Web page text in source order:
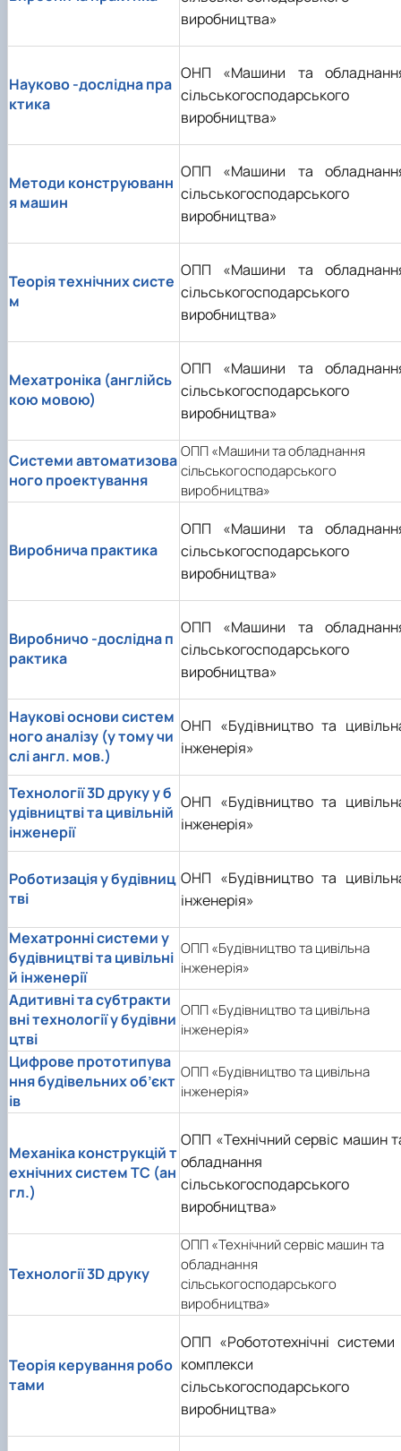
виробництва»
Науково -дослідна пра
ктика
ОНП «Машини та
сільськогосподарського
виробництва»
Методи конструюванн
я машин
ОПП «Машини та
сільськогосподарського
виробництва»
Теорія технічних систе
м
ОПП «Машини та
сільськогосподарського
виробництва»
Мехатроніка (англійсь
кою мовою)
ОПП «Машини та
сільськогосподарського
виробництва»
Системи автоматизова
ного проектування
ОПП «Машини та обладнання
сільськогосподарського
виробництва»
Виробнича практика
ОПП «Машини та
сільськогосподарського
виробництва»
Виробничо -дослідна п
рактика
ОПП «Машини та
сільськогосподарського
виробництва»
Наукові основи систем
ного аналізу (у тому чи
слі англ. мов.)
ОНП «Будівництво та
інженерія»
Технології 3D друку у б
удівництві та цивільній
інженерії
ОНП «Будівництво та
інженерія»
Роботизація у будівниц
тві
ОНП «Будівництво та
інженерія»
Мехатронні системи у
будівництві та цивільні
й інженерії
ОПП «Будівництво та цивільна
інженерія»
Адитивні та субтракти
вні технології у будівни
цтві
ОПП «Будівництво та цивільна
інженерія»
Цифрове прототипува
ння будівельних об’єкт
ів
ОПП «Будівництво та цивільна
інженерія»
Механіка конструкцій т
ехнічних систем ТС (ан
гл.)
ОПП «Технічний сервіс машин
обладнання
сільськогосподарського
виробництва»
Технології 3D друку
ОПП «Технічний сервіс машин та
обладнання
сільськогосподарського
виробництва»
Теорія керування робо
тами
ОПП «Робототехнічні системи
комплекси
сільськогосподарського
виробництва»